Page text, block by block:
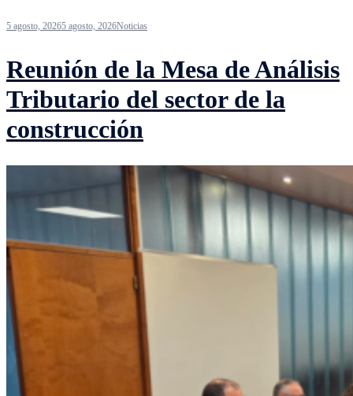
5 agosto, 20265 agosto, 2026Noticias
Reunión de la Mesa de Análisis
Tributario del sector de la
construcción